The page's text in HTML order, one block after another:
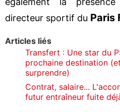
directeur sportif du Paris
Articles liés
Transfert : Une star du
prochaine destination
surprendre)
Contrat, salaire...
futur entraîneur fuite